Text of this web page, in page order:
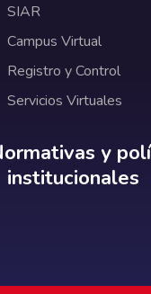
SIAR
Campus Virtual
Registro y Control
Servicios Virtuales
Normativas y
y
institucionales